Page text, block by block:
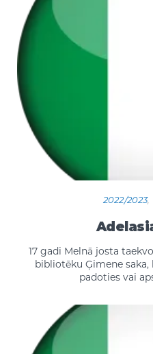
2022/2023,
17 gadi Melnā josta
bibliotēku Ģimene saka,
padoties vai